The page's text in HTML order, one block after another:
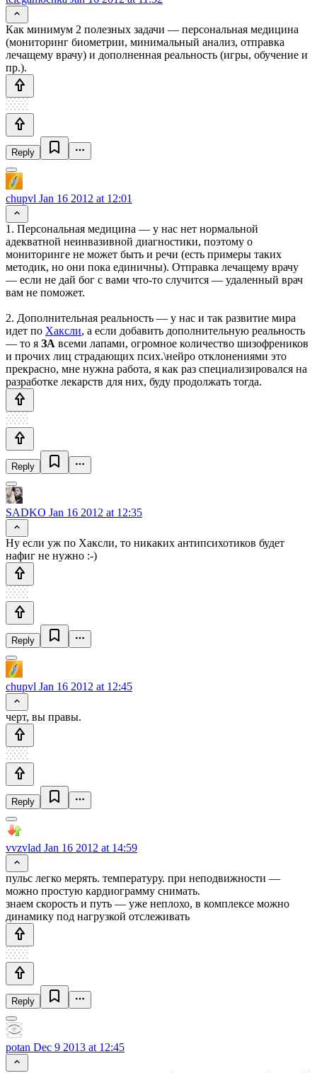
Как минимум 2 полезных задачи — персональная медицина
(мониторинг биометрии, минимальный анализ, отправка
лечащему врачу) и дополненная реальность (игры, обучение и
пр.).
Reply
chupvl Jan 16 2012 at 12:01
1. Персональная медицина — у нас нет нормальной
адекватной неинвазивной диагностики, поэтому о
мониторинге не может быть и речи (есть примеры таких
методик, но они пока единичны). Отправка лечащему врачу
— если не дай бог с вами что-то случится — удаленный врач
вам не поможет.
2. Дополнительная реальность — у нас и так развитие мира
идет по Хаксли, а если добавить дополнительную реальность
— то я ЗА всеми лапами, огромное количество шизофреников
и прочих лиц страдающих псих.\нейро отклонениями это
прекрасно, мне нужна работа, я как раз специализировался на
разработке лекарств для них, буду продолжать тогда.
Reply
SADKO Jan 16 2012 at 12:35
Ну если уж по Хаксли, то никаких антипсихотиков будет
нафиг не нужно :-)
Reply
chupvl Jan 16 2012 at 12:45
черт, вы правы.
Reply
vvzvlad Jan 16 2012 at 14:59
пульс легко мерять. температуру. при неподвижности —
можно простую кардиограмму снимать.
знаем скорость и путь — уже неплохо, в комплексе можно
динамику под нагрузкой отслеживать
Reply
potan Dec 9 2013 at 12:45